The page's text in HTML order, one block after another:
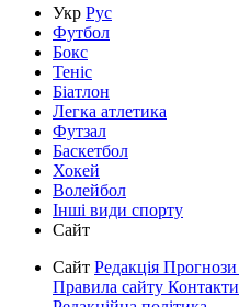
Укр Рус
Футбол
Бокс
Теніс
Біатлон
Легка атлетика
Футзал
Баскетбол
Хокей
Волейбол
Інші види спорту
Сайт
Сайт Редакція Прогнози
Правила сайту Контакти